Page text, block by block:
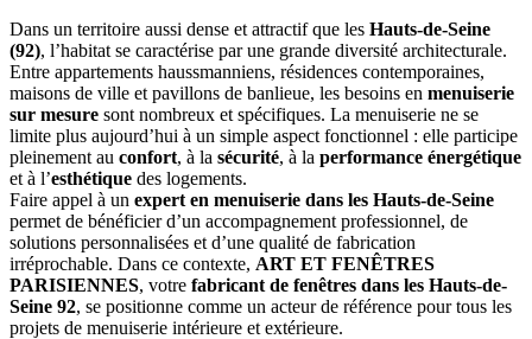
Dans un territoire aussi dense et attractif que les Hauts-de-Seine
(92), l’habitat se caractérise par une grande diversité architecturale.
Entre appartements haussmanniens, résidences contemporaines,
maisons de ville et pavillons de banlieue, les besoins en menuiserie
sur mesure sont nombreux et spécifiques. La menuiserie ne se
limite plus aujourd’hui à un simple aspect fonctionnel : elle participe
pleinement au confort, à la sécurité, à la performance énergétique
et à l’esthétique des logements.
Faire appel à un expert en menuiserie dans les Hauts-de-Seine
permet de bénéficier d’un accompagnement professionnel, de
solutions personnalisées et d’une qualité de fabrication
irréprochable. Dans ce contexte, ART ET FENÊTRES
PARISIENNES, votre fabricant de fenêtres dans les Hauts-de-
Seine 92, se positionne comme un acteur de référence pour tous les
projets de menuiserie intérieure et extérieure.